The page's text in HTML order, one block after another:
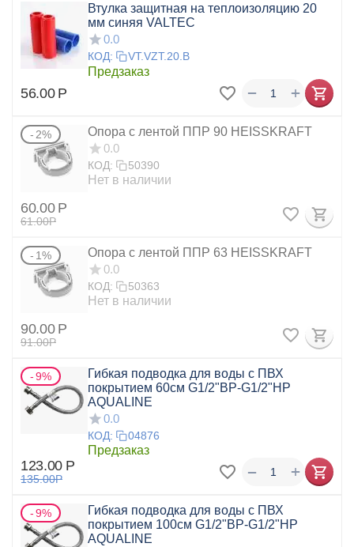
Втулка защитная на теплоизоляцию 20
мм синяя VALTEC
0.0
КОД: VT.VZT.20.B
Предзаказ
56.00 Р +
−
2%
Опора с лентой ППР 90 HEISSKRAFT
0.0
КОД: 50390
Нет в наличии
60.00 Р
61.00Р
1%
Опора с лентой ППР 63 HEISSKRAFT
0.0
КОД: 50363
Нет в наличии
90.00 Р
91.00Р
9%
Гибкая подводка для воды с ПВХ
покрытием 60см G1/2"ВР-G1/2"НР
AQUALINE
0.0
КОД: 04876
Предзаказ
123.00 Р
135.00Р +
−
9%
Гибкая подводка для воды с ПВХ
покрытием 100см G1/2"ВР-G1/2"НР
AQUALINE